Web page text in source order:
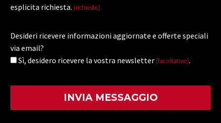
esplicita richiesta. (richiesto)
Desideri ricevere informazioni aggiornate e offerte speciali
via email?
Sì, desidero ricevere la vostra newsletter (facoltativo).